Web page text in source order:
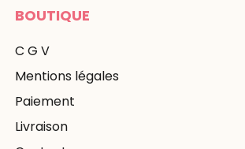
BOUTIQUE
C G V
Mentions légales
Paiement
Livraison